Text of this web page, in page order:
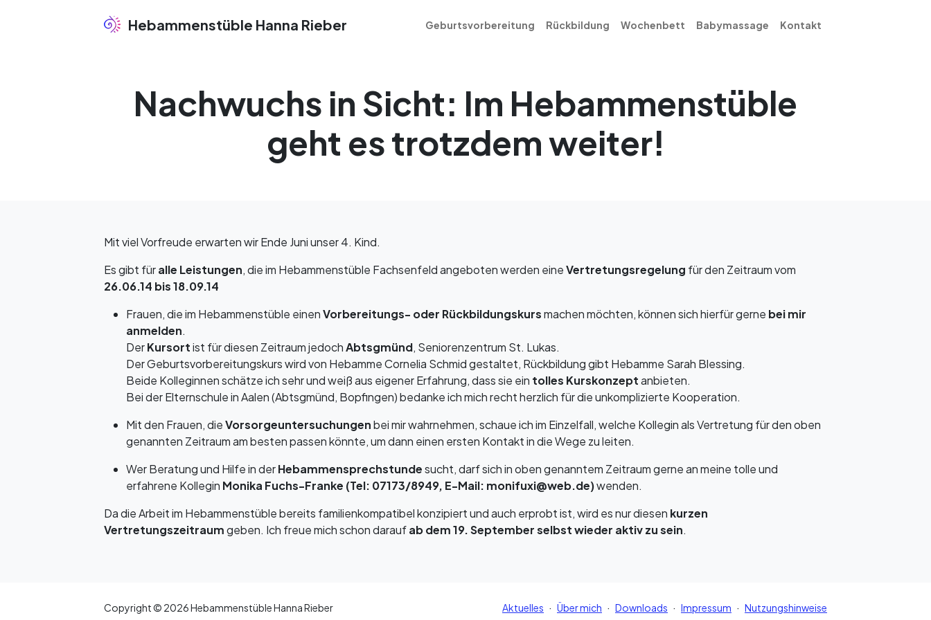
Hebammenstüble Hanna Rieber Geburtsvorbereitung Rückbildung Wochenbett Babymassage Kontakt
Nachwuchs in Sicht: Im Hebammenstüble
geht es trotzdem weiter!
Mit viel Vorfreude erwarten wir Ende Juni unser 4. Kind.
Es gibt füralle Leistungen, die im Hebammenstüble Fachsenfeld angeboten werden eineVertretungsregelung für den Zeitraum vom
26.06.14 bis 18.09.14
Frauen, die im Hebammenstüble einenVorbereitungs- oder Rückbildungskursmachen möchten, können sich hierfür gerne bei mir
anmelden.
DerKursortist für diesen Zeitraum jedochAbtsgmünd, Seniorenzentrum St. Lukas.
Der Geburtsvorbereitungskurs wird von Hebamme Cornelia Schmid gestaltet, Rückbildung gibt Hebamme Sarah Blessing.
Beide Kolleginnen schätze ich sehr und weiß aus eigener Erfahrung, dass sie ein tolles Kurskonzeptanbieten.
Bei der Elternschule in Aalen (Abtsgmünd, Bopfingen) bedanke ich mich recht herzlich für die unkomplizierte Kooperation.
Mit den Frauen, dieVorsorgeuntersuchungenbei mir wahrnehmen, schaue ich im Einzelfall, welche Kollegin als Vertretung für den oben
genannten Zeitraum am besten passen könnte, um dann einen ersten Kontakt in die Wege zu leiten.
Wer Beratung und Hilfe in derHebammensprechstundesucht, darf sich in oben genanntem Zeitraum gerne an meine tolle und
erfahrene Kollegin Monika Fuchs-Franke (Tel: 07173/8949, E-Mail: monifuxi@web.de)wenden.
Da die Arbeit im Hebammenstüble bereits familienkompatibel konzipiert und auch erprobt ist, wird es nur diesen kurzen
Vertretungszeitraumgeben. Ich freue mich schon daraufab dem 19. September selbst wieder aktiv zu sein.
Copyright © 2026 Hebammenstüble Hanna Rieber Aktuelles · Über mich · Downloads · Impressum · Nutzungshinweise